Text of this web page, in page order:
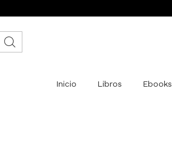
Inicio Libros Ebooks